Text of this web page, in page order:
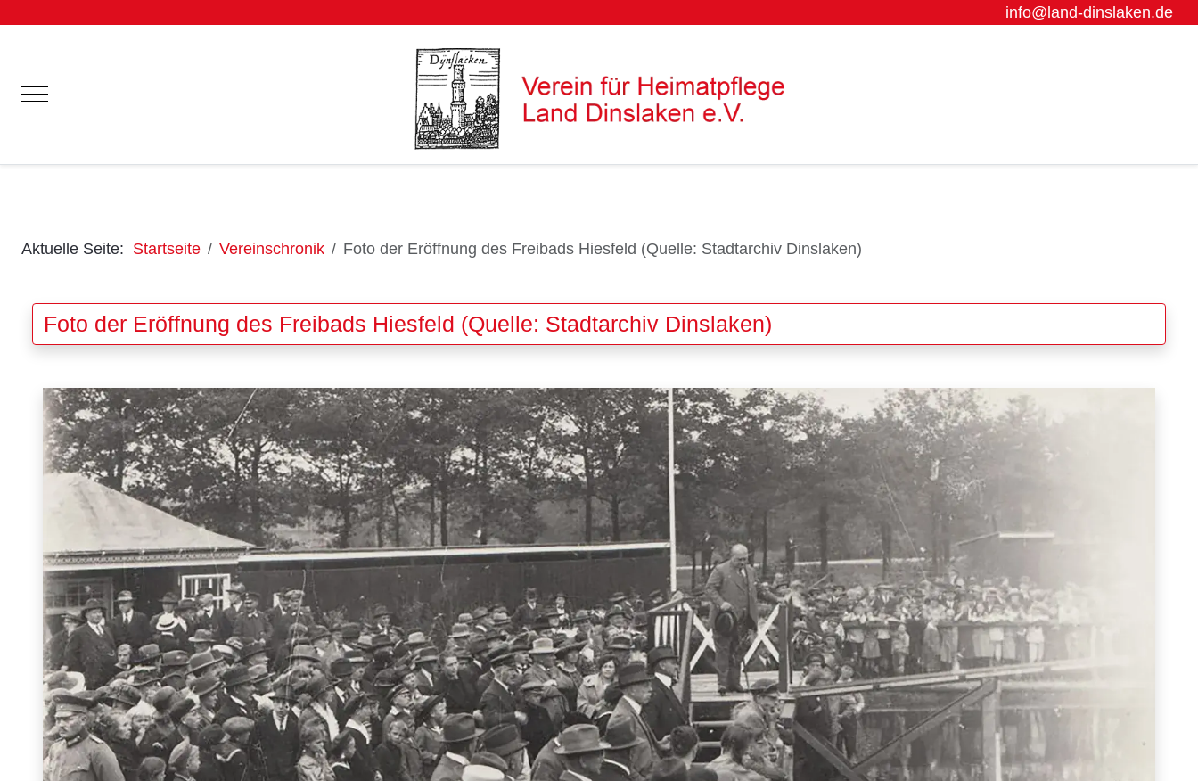
info@land-dinslaken.de
Mobile Menu Toggle
Aktuelle Seite: Startseite Vereinschronik Foto der Eröffnung des Freibads Hiesfeld (Quelle: Stadtarchiv Dinslaken)
Foto der Eröffnung des Freibads Hiesfeld (Quelle: Stadtarchiv Dinslaken)